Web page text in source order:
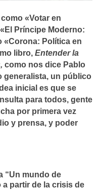
«Votar en
Príncipe Moderno:
«Corona: Política en
libro, Entender la
como nos dice Pablo
generalista, un público
inicial es que se
para todos, gente
por primera vez
y prensa, y poder
“Un mundo de
partir de la crisis de